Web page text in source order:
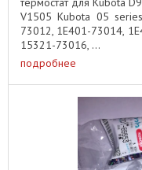
V1505 Kubota 05
73012, 1E401-73014,
15321-73016, ...
подробнее